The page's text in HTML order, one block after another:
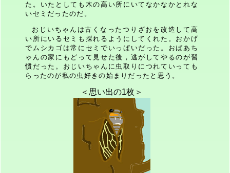
た。いたとしても木の高い所にいてなかなかとれな
いセミだったのだ。
おじいちゃんは古くなったつりざおを改造して高
い所にいるセミも採れるようにしてくれた。おかげ
でムシカゴは常にセミでいっぱいだった。おばあち
ゃんの家にもどって見せた後，逃がしてやるのが習
慣だった。おじいちゃんに虫取りにつれていっても
らったのが私の虫好きの始まりだったと思う。
＜思い出の1枚＞